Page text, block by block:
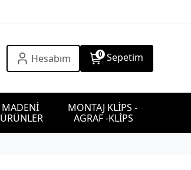
Hesabım 0 Sepetim
MADENİ
ÜRÜNLER
MONTAJ KLİPS -
AGRAF -KLİPS